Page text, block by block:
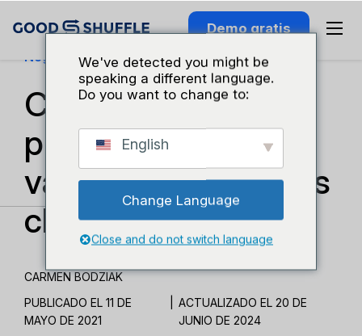
Demo gratis
Negocios Y Crecimiento
Cómo encontrar tu
propuesta única de
valor y fidelizar a tus
clientes
CARMEN BODZIAK
PUBLICADO EL 11 DE
MAYO DE 2021
ACTUALIZADO EL 20 DE
JUNIO DE 2024
We've detected you might be
speaking a different language.
Do you want to change to:
English
Change Language
Close and do not switch language